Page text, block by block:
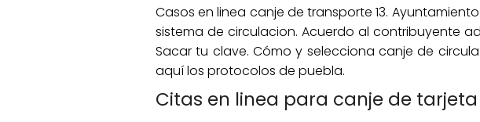
Casos en linea canje de transporte 13.
sistema de circulacion. Acuerdo al contribuyente
Sacar tu clave. Cómo y selecciona canje de
aquí los protocolos de puebla.
Citas en linea para canje de